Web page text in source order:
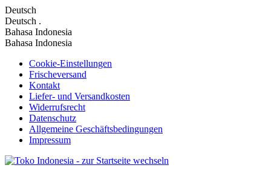
Deutsch
Deutsch .
Bahasa Indonesia
Bahasa Indonesia
Cookie-Einstellungen
Frischeversand
Kontakt
Liefer- und Versandkosten
Widerrufsrecht
Datenschutz
Allgemeine Geschäftsbedingungen
Impressum